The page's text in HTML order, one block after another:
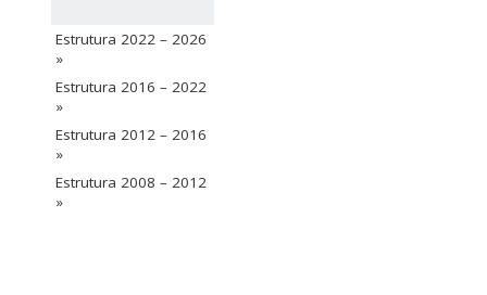
Estrutura 2022 – 2026
»
Estrutura 2016 – 2022
»
Estrutura 2012 – 2016
»
Estrutura 2008 – 2012
»